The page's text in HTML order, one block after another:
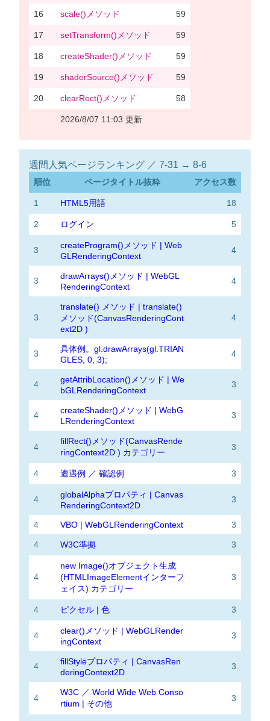
16 scale()メソッド 59
17 setTransform()メソッド 59
18 createShader()メソッド 59
19 shaderSource()メソッド 59
20 clearRect()メソッド 58
2026/8/07 11:03 更新
週間人気ページランキング ／ 7-31 → 8-6
順位 ページタイトル抜粋 アクセス数
1 HTML5用語 18
2 ログイン 5
3
createProgram()メソッド | Web
GLRenderingContext
4
3
drawArrays()メソッド | WebGL
RenderingContext
4
3
translate() メソッド | translate()
メソッド(CanvasRenderingCont
ext2D )
4
3
具体例。gl.drawArrays(gl.TRIAN
GLES, 0, 3);
4
4
getAttribLocation()メソッド | We
bGLRenderingContext
3
4
createShader()メソッド | WebG
LRenderingContext
3
4
fillRect()メソッド(CanvasRende
ringContext2D ) カテゴリー
3
4 遭遇例 ／ 確認例 3
4
globalAlphaプロパティ | Canvas
RenderingContext2D
3
4 VBO | WebGLRenderingContext 3
4 W3C準拠 3
4
new Image()オブジェクト生成
(HTMLImageElementインターフ
ェイス) カテゴリー
3
4 ピクセル | 色 3
4
clear()メソッド | WebGLRender
ingContext
3
4
fillStyleプロパティ | CanvasRen
deringContext2D
3
4
W3C ／ World Wide Web Conso
rtium | その他
3